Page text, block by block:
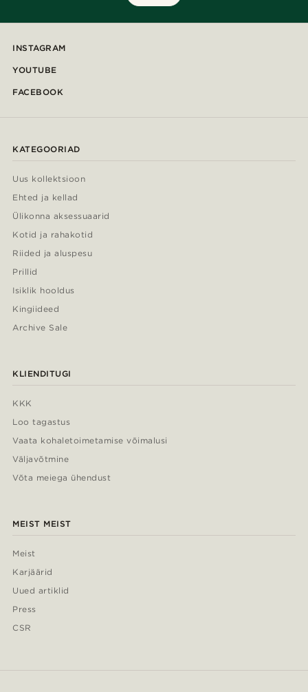
INSTAGRAM
YOUTUBE
FACEBOOK
KATEGOORIAD
Uus kollektsioon
Ehted ja kellad
Ülikonna aksessuaarid
Kotid ja rahakotid
Riided ja aluspesu
Prillid
Isiklik hooldus
Kingiideed
Archive Sale
KLIENDITUGI
KKK
Loo tagastus
Vaata kohaletoimetamise võimalusi
Väljavõtmine
Võta meiega ühendust
MEIST MEIST
Meist
Karjäärid
Uued artiklid
Press
CSR